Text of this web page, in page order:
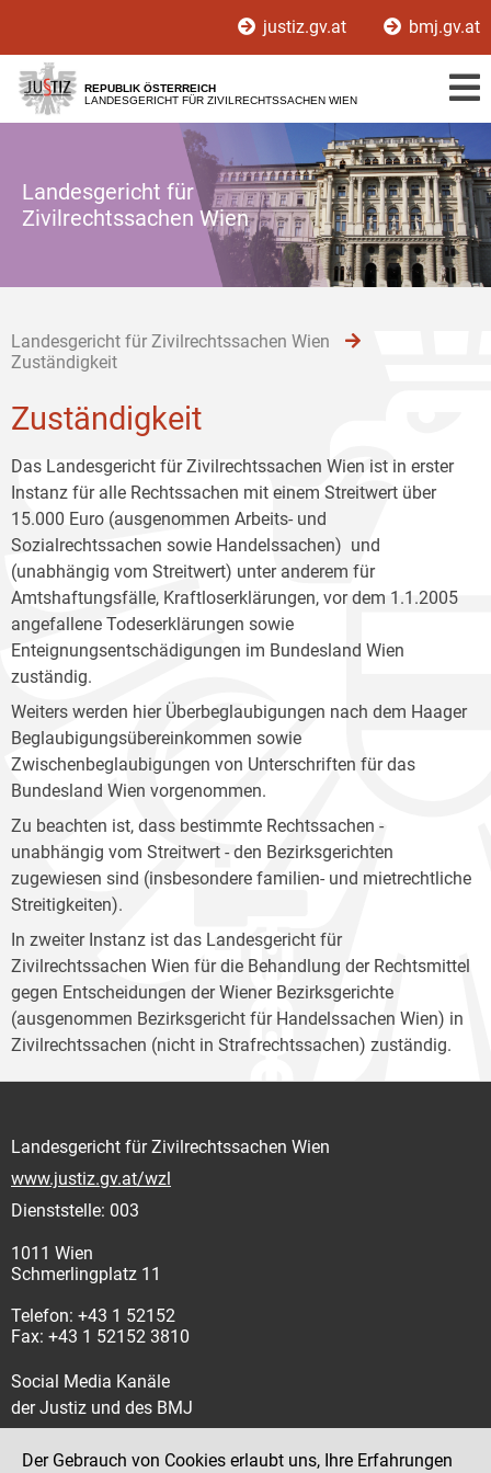
[1]
[2]
[3]
justiz.gv.at bmj.gv.at
REPUBLIK ÖSTERREICH
LANDESGERICHT FÜR ZIVILRECHTSSACHEN WIEN
Landesgericht für
Zivilrechtssachen Wien
Landesgericht für Zivilrechtssachen Wien
Zuständigkeit
Zuständigkeit
Das Landesgericht für Zivilrechtssachen Wien ist in erster
Instanz für alle Rechtssachen mit einem Streitwert über
15.000 Euro (ausgenommen Arbeits- und
Sozialrechtssachen sowie Handelssachen) und
(unabhängig vom Streitwert) unter anderem für
Amtshaftungsfälle, Kraftloserklärungen, vor dem 1.1.2005
angefallene Todeserklärungen sowie
Enteignungsentschädigungen im Bundesland Wien
zuständig.
Weiters werden hier Überbeglaubigungen nach dem Haager
Beglaubigungsübereinkommen sowie
Zwischenbeglaubigungen von Unterschriften für das
Bundesland Wien vorgenommen.
Zu beachten ist, dass bestimmte Rechtssachen -
unabhängig vom Streitwert - den Bezirksgerichten
zugewiesen sind (insbesondere familien- und mietrechtliche
Streitigkeiten).
In zweiter Instanz ist das Landesgericht für
Zivilrechtssachen Wien für die Behandlung der Rechtsmittel
gegen Entscheidungen der Wiener Bezirksgerichte
(ausgenommen Bezirksgericht für Handelssachen Wien) in
Zivilrechtssachen (nicht in Strafrechtssachen) zuständig.
Landesgericht für Zivilrechtssachen Wien
www.justiz.gv.at/wzl
Dienststelle: 003
1011 Wien
Schmerlingplatz 11
Telefon: +43 1 52152
Fax: +43 1 52152 3810
Social Media Kanäle
der Justiz und des BMJ
Der Gebrauch von Cookies erlaubt uns, Ihre Erfahrungen